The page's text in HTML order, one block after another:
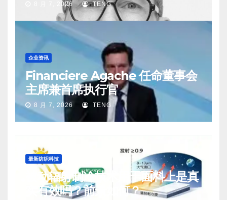
8 月 7, 2026 TENG
企业资讯
Financiere Agache 任命董事会
主席兼首席执行官
8 月 7, 2026 TENG
最新纺织科技
被动辐射制冷技术用于面料上是真
实有效吗？前景如何？